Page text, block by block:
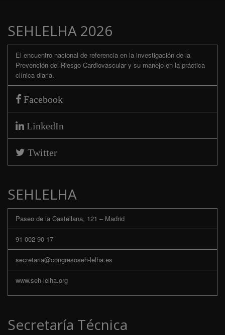
SEHLELHA 2026
El encuentro nacional de referencia en la investigación de la
Prevención del Riesgo Cardiovascular y su manejo en la práctica
clínica diaria.
Facebook
LinkedIn
Twitter
SEHLELHA
Paseo de la Castellana, 121 – Madrid
91 002 90 17
secretaria@congresoseh-lelha.es
www.seh-lelha.org
Secretaría Técnica